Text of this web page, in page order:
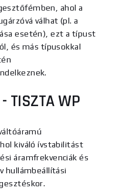
ahol a
válhat (pl. a
esetén), ezt a típust
és más típusokkal
TISZTAWP
kiváló ívstabilitást
áramfrekvenciák és
hullámbeállítási